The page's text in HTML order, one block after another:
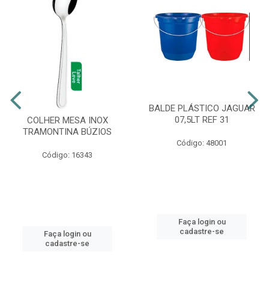
COLHER MESA INOX
TRAMONTINA BÚZIOS
Código: 16343
Faça login ou
cadastre-se
BALDE PLÁSTICO JAGUAR
07,5LT REF 31
Código: 48001
Faça login ou
cadastre-se